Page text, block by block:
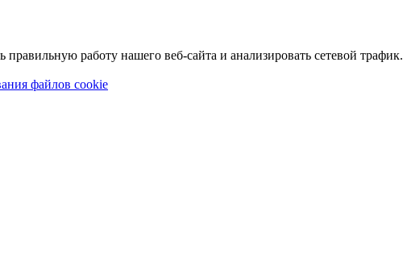
работу нашего веб-сайта и анализировать сетевой трафик.
файлов cookie